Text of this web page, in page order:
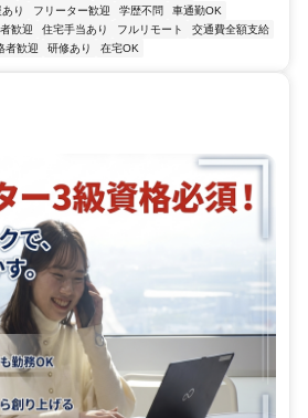
り フリーター歓迎 学歴不問
車通勤OK
歓迎 住宅手当あり フルリモート
交通費全額支給
者歓迎 研修あり 在宅OK